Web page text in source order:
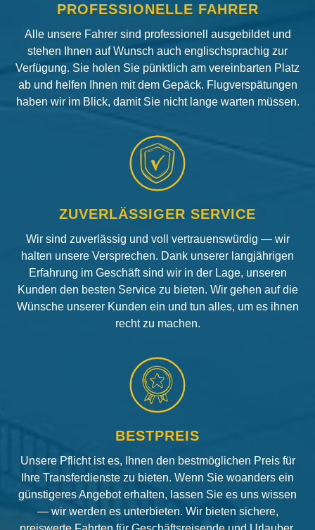
PROFESSIONELLE FAHRER
Alle unsere Fahrer sind professionell ausgebildet und
stehen Ihnen auf Wunsch auch englischsprachig zur
Verfügung. Sie holen Sie pünktlich am vereinbarten Platz
ab und helfen Ihnen mit dem Gepäck. Flugverspätungen
haben wir im Blick, damit Sie nicht lange warten müssen.
ZUVERLÄSSIGER SERVICE
Wir sind zuverlässig und voll vertrauenswürdig — wir
halten unsere Versprechen. Dank unserer langjährigen
Erfahrung im Geschäft sind wir in der Lage, unseren
Kunden den besten Service zu bieten. Wir gehen auf die
Wünsche unserer Kunden ein und tun alles, um es ihnen
recht zu machen.
BESTPREIS
Unsere Pflicht ist es, Ihnen den bestmöglichen Preis für
Ihre Transferdienste zu bieten. Wenn Sie woanders ein
günstigeres Angebot erhalten, lassen Sie es uns wissen
— wir werden es unterbieten. Wir bieten sichere,